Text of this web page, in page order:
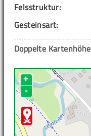
Felsstruktur:
Gesteinsart:
Doppelte Kartenhöhe
+
-